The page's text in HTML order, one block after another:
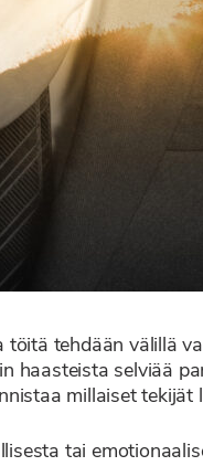
tehdään välillä
haasteista selviää
millaiset tekijät
tai